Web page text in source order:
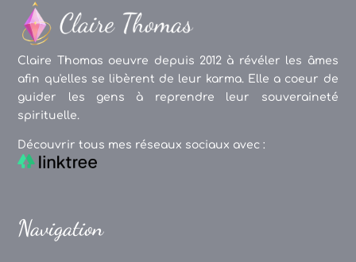
Claire Thomas oeuvre depuis 2012 à révéler les âmes
afin qu'elles se libèrent de leur karma. Elle a coeur de
guider les gens à reprendre leur souveraineté
spirituelle.
Découvrir tous mes réseaux sociaux avec :
Navigation